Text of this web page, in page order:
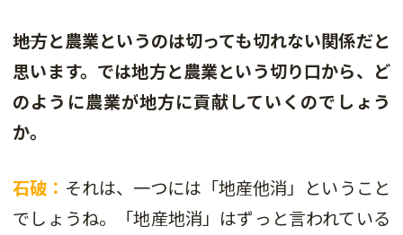
――地方と農業というのは切っても切れない関係だと
思います。では地方と農業という切り口から、ど
のように農業が地方に貢献していくのでしょう
か。
石破： それは、一つには「地産他消」ということ
でしょうね。「地産地消」はずっと言われている